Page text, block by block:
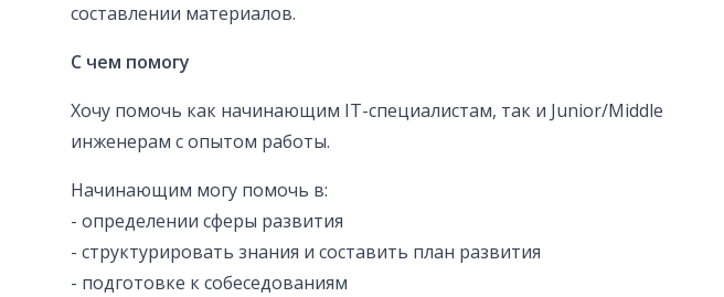
составлении материалов.
С чем помогу
Хочу помочь как начинающим IT-специалистам, так и Junior/Middle
инженерам с опытом работы.
Начинающим могу помочь в:
- определении сферы развития
- структурировать знания и составить план развития
- подготовке к собеседованиям